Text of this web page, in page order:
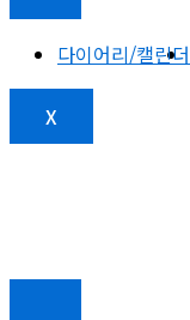
다이어리/캘린더
X